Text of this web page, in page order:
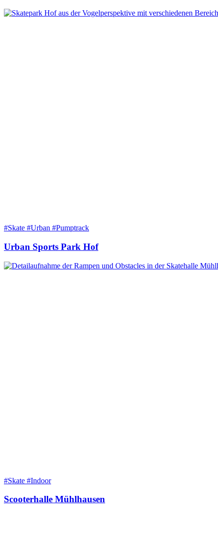
#Skate #Urban #Pumptrack
Urban Sports Park Hof
#Skate #Indoor
Scooterhalle Mühlhausen